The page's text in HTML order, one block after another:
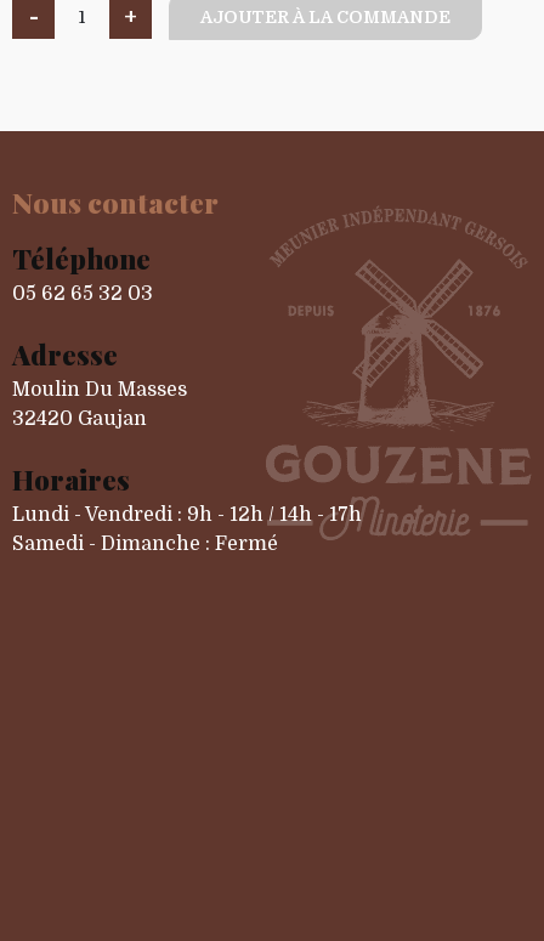
- + AJOUTER À LA COMMANDE
Nous contacter
Téléphone
05 62 65 32 03
Adresse
Moulin Du Masses
32420 Gaujan
Horaires
Lundi - Vendredi : 9h - 12h / 14h - 17h
Samedi - Dimanche : Fermé